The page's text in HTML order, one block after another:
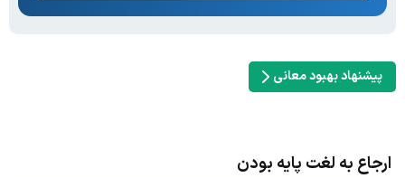
پیشنهاد بهبود معانی
ارجاع به لغت پایه بودن